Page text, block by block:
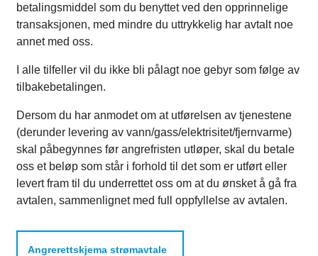
betalingsmiddel som du benyttet ved den opprinnelige
transaksjonen, med mindre du uttrykkelig har avtalt noe
annet med oss.
I alle tilfeller vil du ikke bli pålagt noe gebyr som følge av
tilbakebetalingen.
Dersom du har anmodet om at utførelsen av tjenestene
(derunder levering av vann/gass/elektrisitet/fjernvarme)
skal påbegynnes før angrefristen utløper, skal du betale
oss et beløp som står i forhold til det som er utført eller
levert fram til du underrettet oss om at du ønsket å gå fra
avtalen, sammenlignet med full oppfyllelse av avtalen.
Angrerettskjema strømavtale